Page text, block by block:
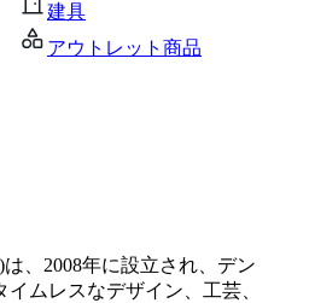
建具
アウトレット商品
、2008年に設立され、デン
ムレスなデザイン、工芸、